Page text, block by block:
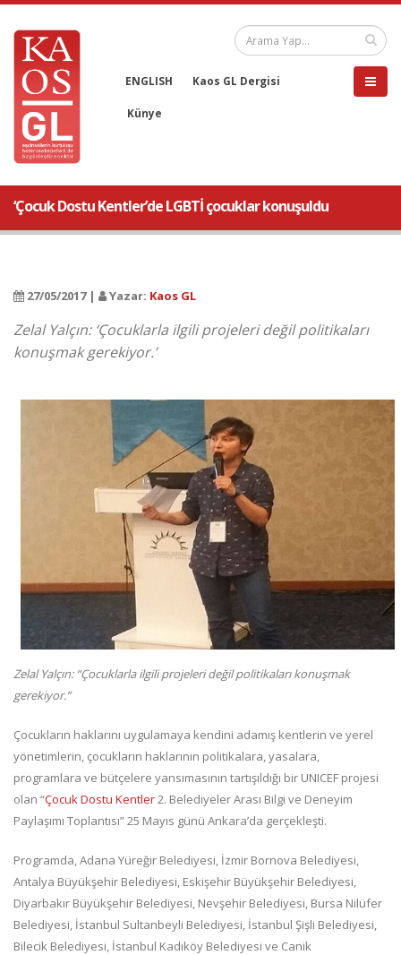
ENGLISH Kaos GL Dergisi
Künye
‘Çocuk Dostu Kentler’de LGBTİ çocuklar konuşuldu
27/05/2017 | Yazar: Kaos GL
Zelal Yalçın: ‘Çocuklarla ilgili projeleri değil politikaları
konuşmak gerekiyor.’
Zelal Yalçın: “Çocuklarla ilgili projeleri değil politikaları konuşmak
gerekiyor.”
Çocukların haklarını uygulamaya kendini adamış kentlerin ve yerel
yönetimlerin, çocukların haklarının politikalara, yasalara,
programlara ve bütçelere yansımasının tartışıldığı bir UNICEF projesi
olan “Çocuk Dostu Kentler2. Belediyeler Arası Bilgi ve Deneyim
Paylaşımı Toplantısı” 25 Mayıs günü Ankara’da gerçekleşti.
Programda, Adana Yüreğir Belediyesi, İzmir Bornova Belediyesi,
Antalya Büyükşehir Belediyesi, Eskişehir Büyükşehir Belediyesi,
Diyarbakır Büyükşehir Belediyesi, Nevşehir Belediyesi, Bursa Nilüfer
Belediyesi, İstanbul Sultanbeyli Belediyesi, İstanbul Şişli Belediyesi,
Bilecik Belediyesi, İstanbul Kadıköy Belediyesi ve Canik